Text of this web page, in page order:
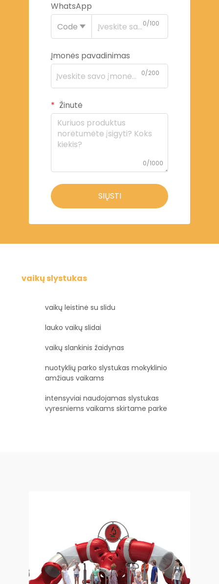
WhatsApp
Code
0/100
Įmonės pavadinimas
0/200
Žinutė
0/1000
SIŲSTI
vaikų slystukas
vaikų leistinė su slidu
lauko vaikų slidai
vaikų slankinis žaidynas
nuotyklių parko slystukas mokyklinio
amžiaus vaikams
intensyviai naudojamas slystukas
vyresniems vaikams skirtame parke